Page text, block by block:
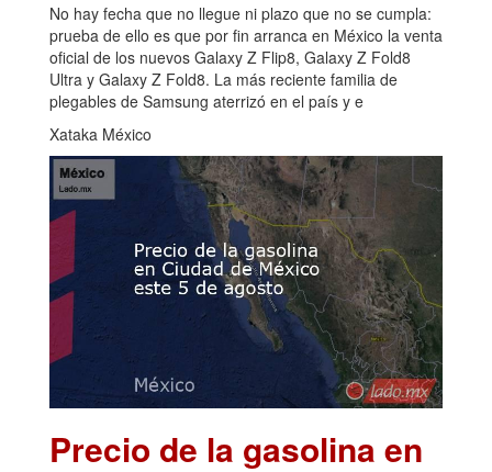
No hay fecha que no llegue ni plazo que no se cumpla:
prueba de ello es que por fin arranca en México la venta
oficial de los nuevos Galaxy Z Flip8, Galaxy Z Fold8
Ultra y Galaxy Z Fold8. La más reciente familia de
plegables de Samsung aterrizó en el país y e
Xataka México
Precio de la gasolina en